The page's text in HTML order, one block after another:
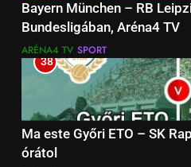
Bayern München – RB
Bundesligában, Aréna4 TV
ARÉNA4 TV SPORT
38
Ma este Győri ETO – SK
órátol